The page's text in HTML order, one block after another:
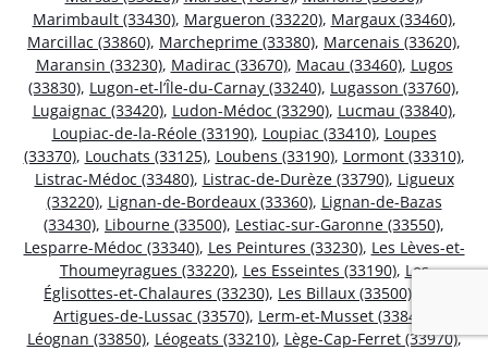
Marimbault (33430), Margueron (33220), Margaux (33460),
Marcillac (33860), Marcheprime (33380), Marcenais (33620),
Maransin (33230), Madirac (33670), Macau (33460), Lugos
(33830), Lugon-et-l’Île-du-Carnay (33240), Lugasson (33760),
Lugaignac (33420), Ludon-Médoc (33290), Lucmau (33840),
Loupiac-de-la-Réole (33190), Loupiac (33410), Loupes
(33370), Louchats (33125), Loubens (33190), Lormont (33310),
Listrac-Médoc (33480), Listrac-de-Durèze (33790), Ligueux
(33220), Lignan-de-Bordeaux (33360), Lignan-de-Bazas
(33430), Libourne (33500), Lestiac-sur-Garonne (33550),
Lesparre-Médoc (33340), Les Peintures (33230), Les Lèves-et-
Thoumeyragues (33220), Les Esseintes (33190), Les
Églisottes-et-Chalaures (33230), Les Billaux (33500)
Artigues-de-Lussac (33570), Lerm-et-Musset (33840)
Léognan (33850), Léogeats (33210), Lège-Cap-Ferret (33970),